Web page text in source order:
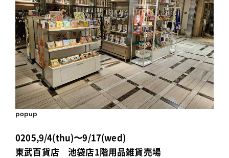
popup
0205,9/4(thu)〜9/17(wed)
東武百貨店 池袋店1階用品雑貨売場